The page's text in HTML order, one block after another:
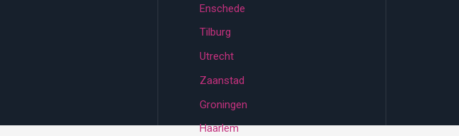
Enschede
Tilburg
Utrecht
Zaanstad
Groningen
Haarlem